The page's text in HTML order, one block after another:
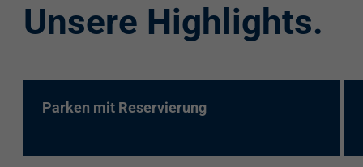
re:charge-Karte
Unsere Highlights.
Parken mit Reservierung